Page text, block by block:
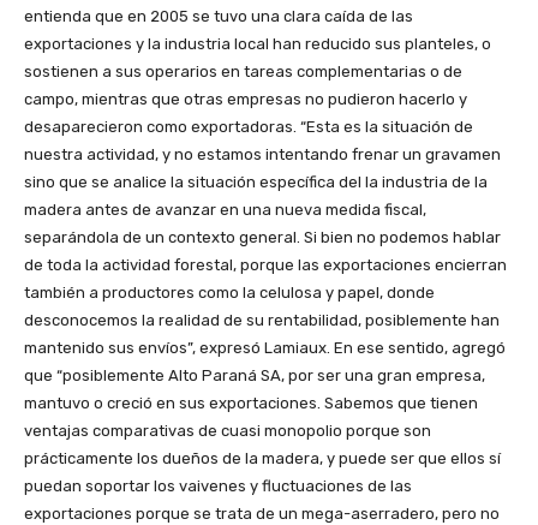
entienda que en 2005 se tuvo una clara caída de las
exportaciones y la industria local han reducido sus planteles, o
sostienen a sus operarios en tareas complementarias o de
campo, mientras que otras empresas no pudieron hacerlo y
desaparecieron como exportadoras. “Esta es la situación de
nuestra actividad, y no estamos intentando frenar un gravamen
sino que se analice la situación específica del la industria de la
madera antes de avanzar en una nueva medida fiscal,
separándola de un contexto general. Si bien no podemos hablar
de toda la actividad forestal, porque las exportaciones encierran
también a productores como la celulosa y papel, donde
desconocemos la realidad de su rentabilidad, posiblemente han
mantenido sus envíos”, expresó Lamiaux. En ese sentido, agregó
que “posiblemente Alto Paraná SA, por ser una gran empresa,
mantuvo o creció en sus exportaciones. Sabemos que tienen
ventajas comparativas de cuasi monopolio porque son
prácticamente los dueños de la madera, y puede ser que ellos sí
puedan soportar los vaivenes y fluctuaciones de las
exportaciones porque se trata de un mega-aserradero, pero no